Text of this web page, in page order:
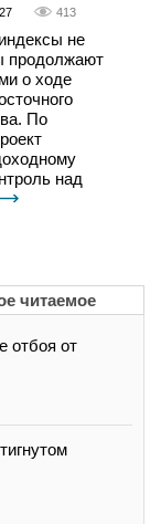
413
не
продолжают
о ходе
По
над
читаемое
отбоя от